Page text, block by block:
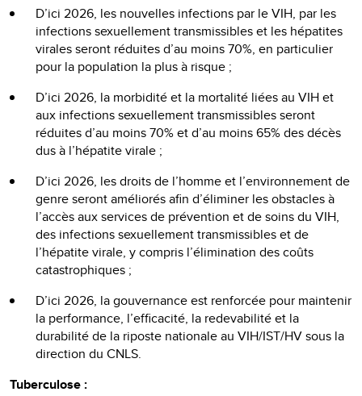
D’ici 2026, les nouvelles infections par le VIH, par les
infections sexuellement transmissibles et les hépatites
virales seront réduites d’au moins 70%, en particulier
pour la population la plus à risque ;
D’ici 2026, la morbidité et la mortalité liées au VIH et
aux infections sexuellement transmissibles seront
réduites d’au moins 70% et d’au moins 65% des décès
dus à l’hépatite virale ;
D’ici 2026, les droits de l’homme et l’environnement de
genre seront améliorés afin d’éliminer les obstacles à
l’accès aux services de prévention et de soins du VIH,
des infections sexuellement transmissibles et de
l’hépatite virale, y compris l’élimination des coûts
catastrophiques ;
D’ici 2026, la gouvernance est renforcée pour maintenir
la performance, l’efficacité, la redevabilité et la
durabilité de la riposte nationale au VIH/IST/HV sous la
direction du CNLS.
Tuberculose :